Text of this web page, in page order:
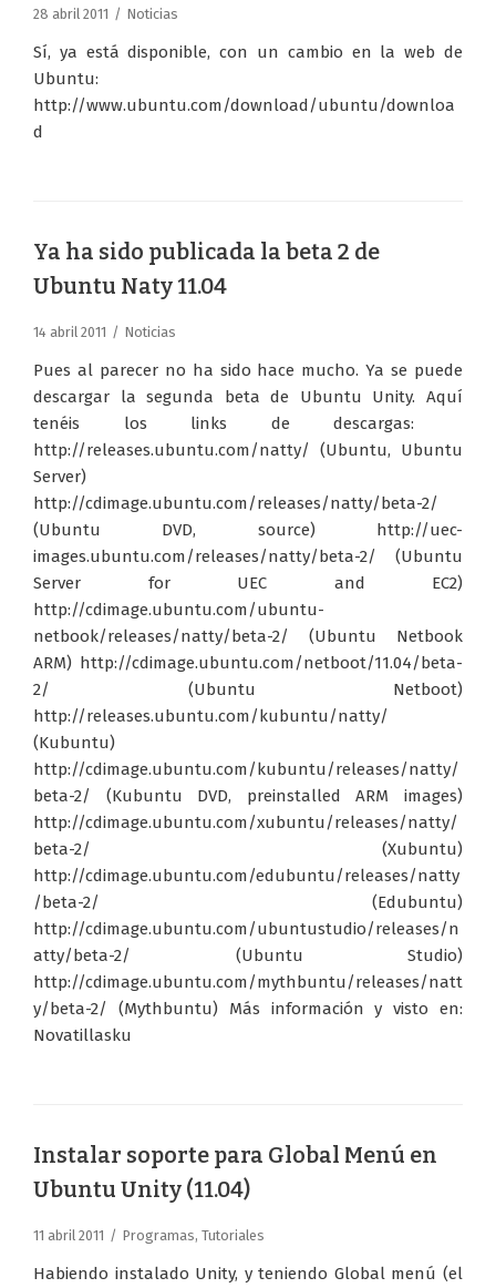
28 abril 2011 Noticias
Sí, ya está disponible, con un cambio en la web de
Ubuntu:
http://www.ubuntu.com/download/ubuntu/downloa
d
Ya ha sido publicada la beta 2 de
Ubuntu Naty 11.04
14 abril 2011 Noticias
Pues al parecer no ha sido hace mucho. Ya se puede
descargar la segunda beta de Ubuntu Unity. Aquí
tenéis los links de descargas:
http://releases.ubuntu.com/natty/ (Ubuntu, Ubuntu
Server)
http://cdimage.ubuntu.com/releases/natty/beta-2/
(Ubuntu DVD, source) http://uec-
images.ubuntu.com/releases/natty/beta-2/ (Ubuntu
Server for UEC and EC2)
http://cdimage.ubuntu.com/ubuntu-
netbook/releases/natty/beta-2/ (Ubuntu Netbook
ARM) http://cdimage.ubuntu.com/netboot/11.04/beta-
2/ (Ubuntu Netboot)
http://releases.ubuntu.com/kubuntu/natty/
(Kubuntu)
http://cdimage.ubuntu.com/kubuntu/releases/natty/
beta-2/ (Kubuntu DVD, preinstalled ARM images)
http://cdimage.ubuntu.com/xubuntu/releases/natty/
beta-2/ (Xubuntu)
http://cdimage.ubuntu.com/edubuntu/releases/natty
/beta-2/ (Edubuntu)
http://cdimage.ubuntu.com/ubuntustudio/releases/n
atty/beta-2/ (Ubuntu Studio)
http://cdimage.ubuntu.com/mythbuntu/releases/natt
y/beta-2/ (Mythbuntu) Más información y visto en:
Novatillasku
Instalar soporte para Global Menú en
Ubuntu Unity (11.04)
11 abril 2011 Programas, Tutoriales
Habiendo instalado Unity, y teniendo Global menú (el